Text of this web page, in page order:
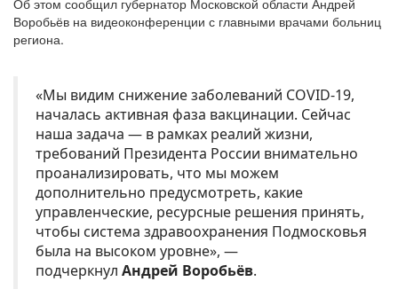
Воробьёв на видеоконференции с главными врачами больниц
региона.
«Мы видим снижение заболеваний COVID-19,
началась активная фаза вакцинации. Сейчас
наша задача — в рамках реалий жизни,
требований Президента России внимательно
проанализировать, что мы можем
дополнительно предусмотреть, какие
управленческие, ресурсные решения принять,
чтобы система здравоохранения Подмосковья
была на высоком уровне», —
подчеркнул Андрей Воробьёв.